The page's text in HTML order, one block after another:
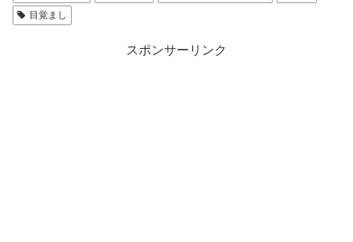
目覚まし
スポンサーリンク